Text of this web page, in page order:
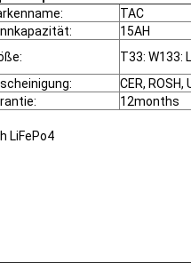
TAC
15AH
T33: W133:
CER, ROSH,
12months
LiFePo4